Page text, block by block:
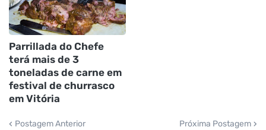
Parrillada do Chefe
terá mais de 3
toneladas de carne em
festival de churrasco
em Vitória
Postagem Anterior Próxima Postagem